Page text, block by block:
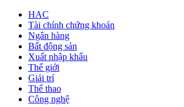
HAC
Tài chính chứng khoán
Ngân hàng
Bất động sản
Xuất nhập khẩu
Thế giới
Giải trí
Thể thao
Công nghệ